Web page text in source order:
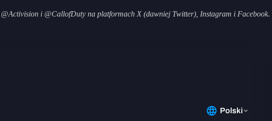
i @CallofDuty na platformach X (dawniej Twitter), Instagram i Facebook.